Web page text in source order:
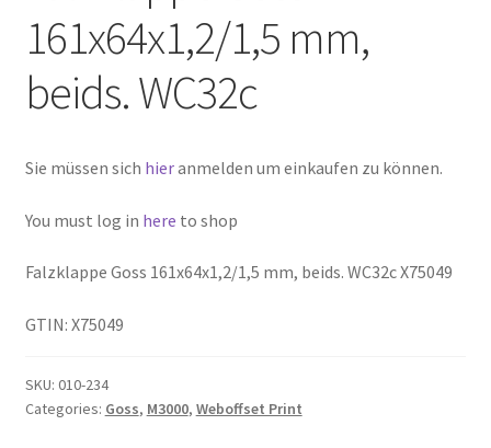
161x64x1,2/1,5 mm,
beids. WC32c
Sie müssen sich hieranmelden um einkaufen zu können.
You must log in here to shop
Falzklappe Goss 161x64x1,2/1,5 mm, beids. WC32c X75049
GTIN: X75049
SKU: 010-234
Categories: Goss, M3000, Weboffset Print